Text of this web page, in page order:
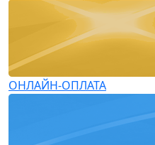
ОНЛАЙН-ОПЛАТА